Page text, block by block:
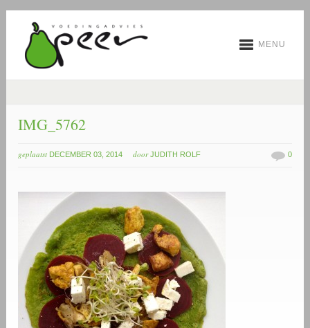
MENU
IMG_5762
geplaatst DECEMBER 03, 2014 door JUDITH ROLF 0